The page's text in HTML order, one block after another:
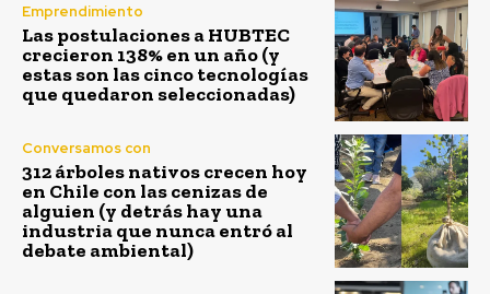
Emprendimiento
Las postulaciones a HUBTEC
crecieron 138% en un año (y
estas son las cinco tecnologías
que quedaron seleccionadas)
Conversamos con
312 árboles nativos crecen hoy
en Chile con las cenizas de
alguien (y detrás hay una
industria que nunca entró al
debate ambiental)